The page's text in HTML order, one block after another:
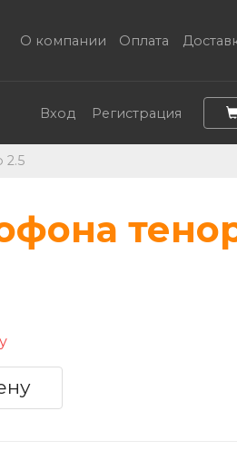
О компании Оплата
Вход Регистрация
2.5